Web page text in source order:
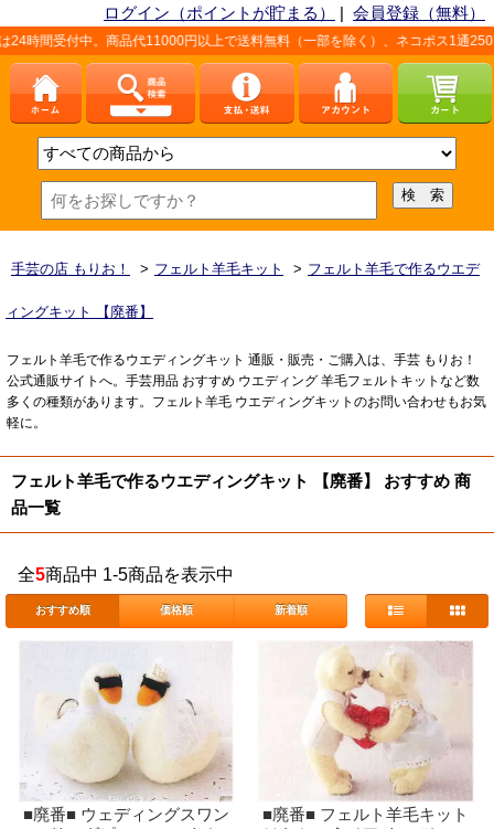
ログイン（ポイントが貯まる） | 会員登録（無料）
間受付中。商品代11000円以上で送料無料（一部を除く）、ネコポス1通250円
手芸の店 もりお！ > フェルト羊毛キット > フェルト羊毛で作るウエデ
ィングキット 【廃番】
フェルト羊毛で作るウエディングキット 通販・販売・ご購入は、手芸 もりお！
公式通販サイトへ。手芸用品 おすすめ ウエディング 羊毛フェルトキットなど数
多くの種類があります。フェルト羊毛 ウエディングキットのお問い合わせもお気
軽に。
フェルト羊毛で作るウエディングキット 【廃番】 おすすめ 商
品一覧
全5商品中 1-5商品を表示中
おすすめ順 価格順 新着順
■廃番■ ウェディングスワン
■廃番■ フェルト羊毛キット